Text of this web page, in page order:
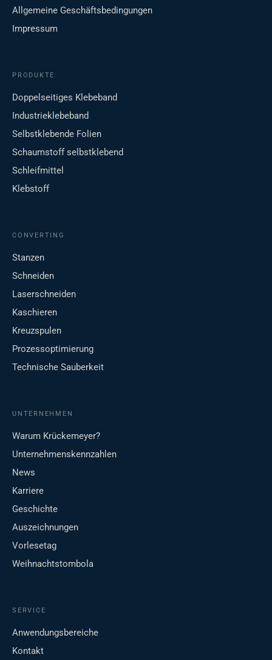
Allgemeine Geschäftsbedingungen
Impressum
PRODUKTE
Doppelseitiges Klebeband
Industrieklebeband
Selbstklebende Folien
Schaumstoff selbstklebend
Schleifmittel
Klebstoff
CONVERTING
Stanzen
Schneiden
Laserschneiden
Kaschieren
Kreuzspulen
Prozessoptimierung
Technische Sauberkeit
UNTERNEHMEN
Warum Krückemeyer?
Unternehmenskennzahlen
News
Karriere
Geschichte
Auszeichnungen
Vorlesetag
Weihnachtstombola
SERVICE
Anwendungsbereiche
Kontakt